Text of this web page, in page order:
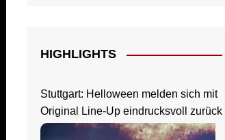
HIGHLIGHTS
Stuttgart: Helloween melden sich mit
Original Line-Up eindrucksvoll zurück